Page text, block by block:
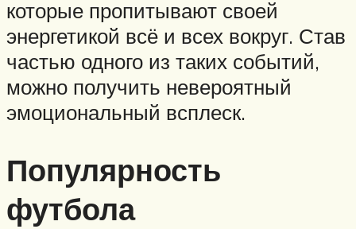
которые пропитывают своей
энергетикой всё и всех вокруг. Став
частью одного из таких событий,
можно получить невероятный
эмоциональный всплеск.
Популярность
футбола